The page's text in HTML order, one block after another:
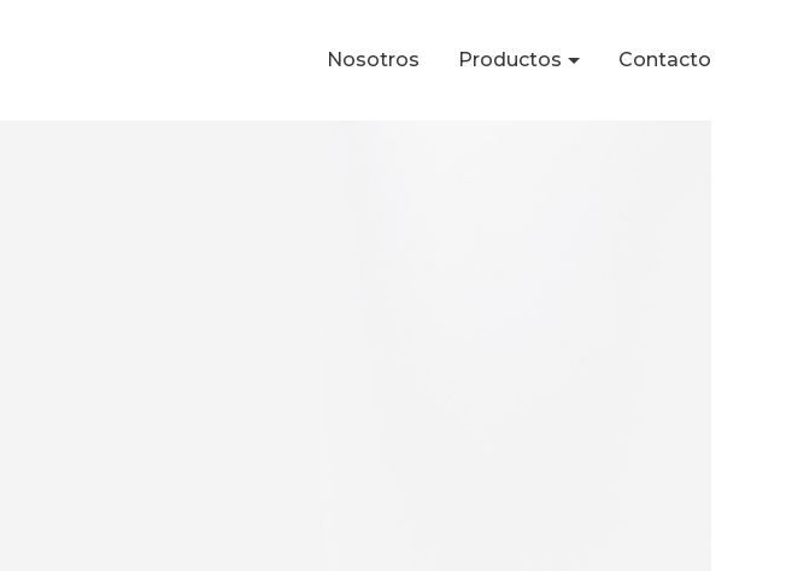
Nosotros Productos Contacto